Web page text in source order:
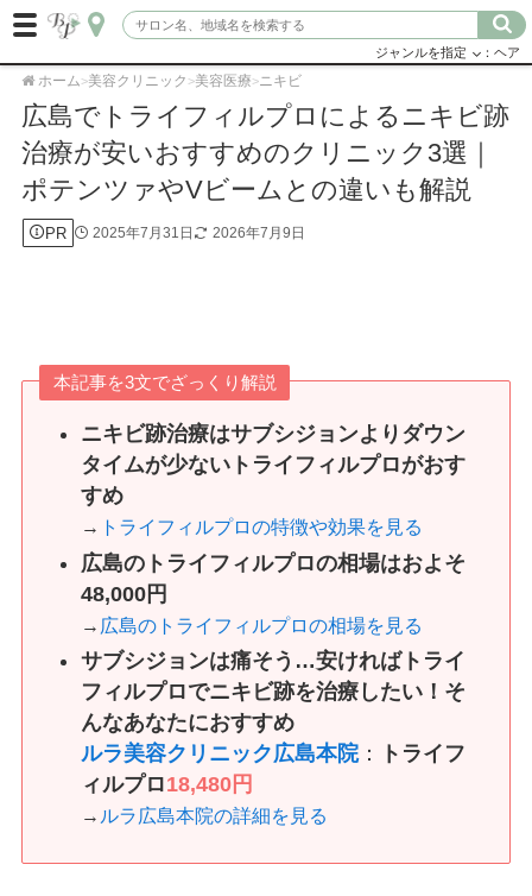
ジャンルを指定 ：ヘア
ホーム>美容クリニック >美容医療>ニキビ
広島でトライフィルプロによるニキビ跡
治療が安いおすすめのクリニック3選｜
ポテンツァやVビームとの違いも解説
PR 2025年7月31日 2026年7月9日
本記事を3文でざっくり解説
ニキビ跡治療はサブシジョンよりダウン
タイムが少ないトライフィルプロがおす
すめ
→ トライフィルプロの特徴や効果を見る
広島のトライフィルプロの相場はおよそ
48,000円
→ 広島のトライフィルプロの相場を見る
サブシジョンは痛そう…安ければトライ
フィルプロでニキビ跡を治療したい！そ
んなあなたにおすすめ
ルラ美容クリニック広島本院：
トライフ
ィルプロ18,480円
→ ルラ広島本院の詳細を見る